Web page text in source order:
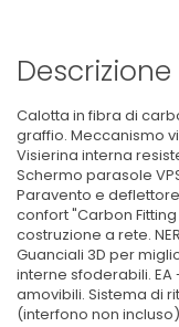
Descrizione
Calotta in fibra di
graffio. Meccanismo
Visierina interna
Schermo parasole
Paravento e
confort "Carbon
costruzione a rete.
Guanciali 3D per
interne sfoderabili.
amovibili. Sistema di
(interfono non